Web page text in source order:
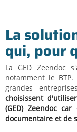
La
qui, pour
La GED Zeendoc
notamment le
grandes
choisissent
(GED) Zeendoc
documentaire et de